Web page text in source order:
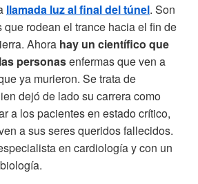
llamada luz al final del túnel. Son
que rodean el trance hacia el fin de
Ahora hay un científico que
personasenfermas que ven a
ya murieron. Se trata de
dejó de lado su carrera como
a los pacientes en estado crítico,
a sus seres queridos fallecidos.
en cardiología y con un